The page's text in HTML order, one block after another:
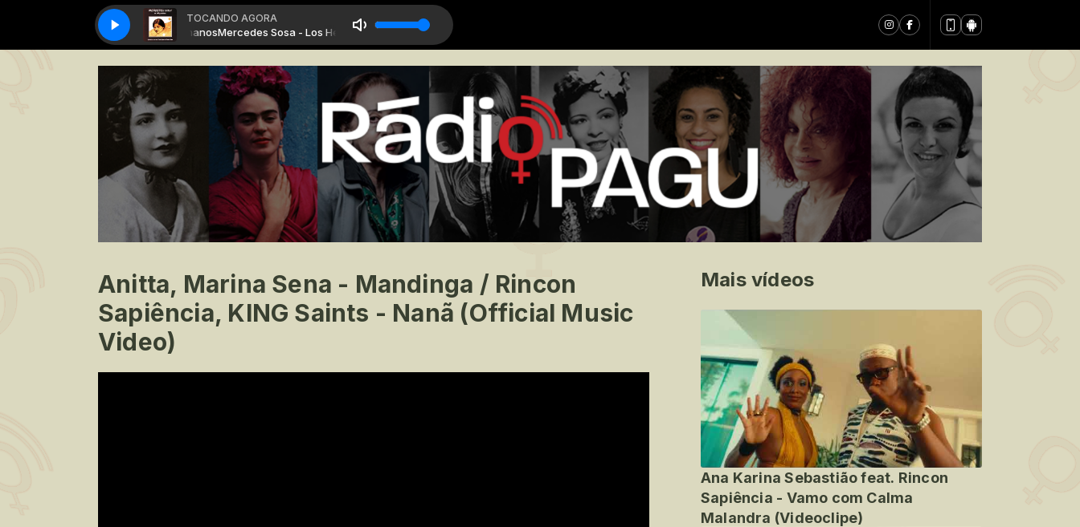
TOCANDO AGORA
Mercedes Sosa - Los HermanosMercedes Sosa - Los Hermanos
Anitta, Marina Sena - Mandinga / Rincon
Sapiência, KING Saints - Nanã (Official Music
Video)
Mais vídeos
Ana Karina Sebastião feat. Rincon
Sapiência - Vamo com Calma
Malandra (Videoclipe)